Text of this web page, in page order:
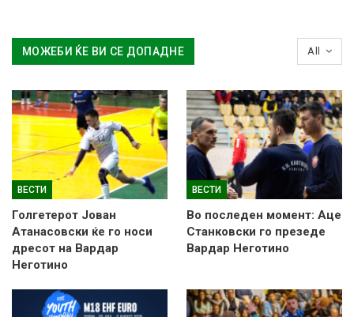
All
МОЖЕБИ ЌЕ ВИ СЕ ДОПАДНЕ
ВЕСТИ
Голгетерот Јован
Атанасовски ќе го носи
дресот на Вардар
Неготино
ВЕСТИ
Во последен момент: Аце
Станковски го презеде
Вардар Неготино